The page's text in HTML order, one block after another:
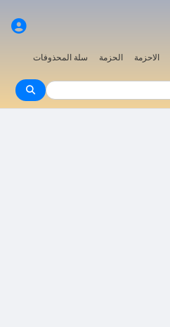
الاحزمة الحزمة
سلة المحذوفات